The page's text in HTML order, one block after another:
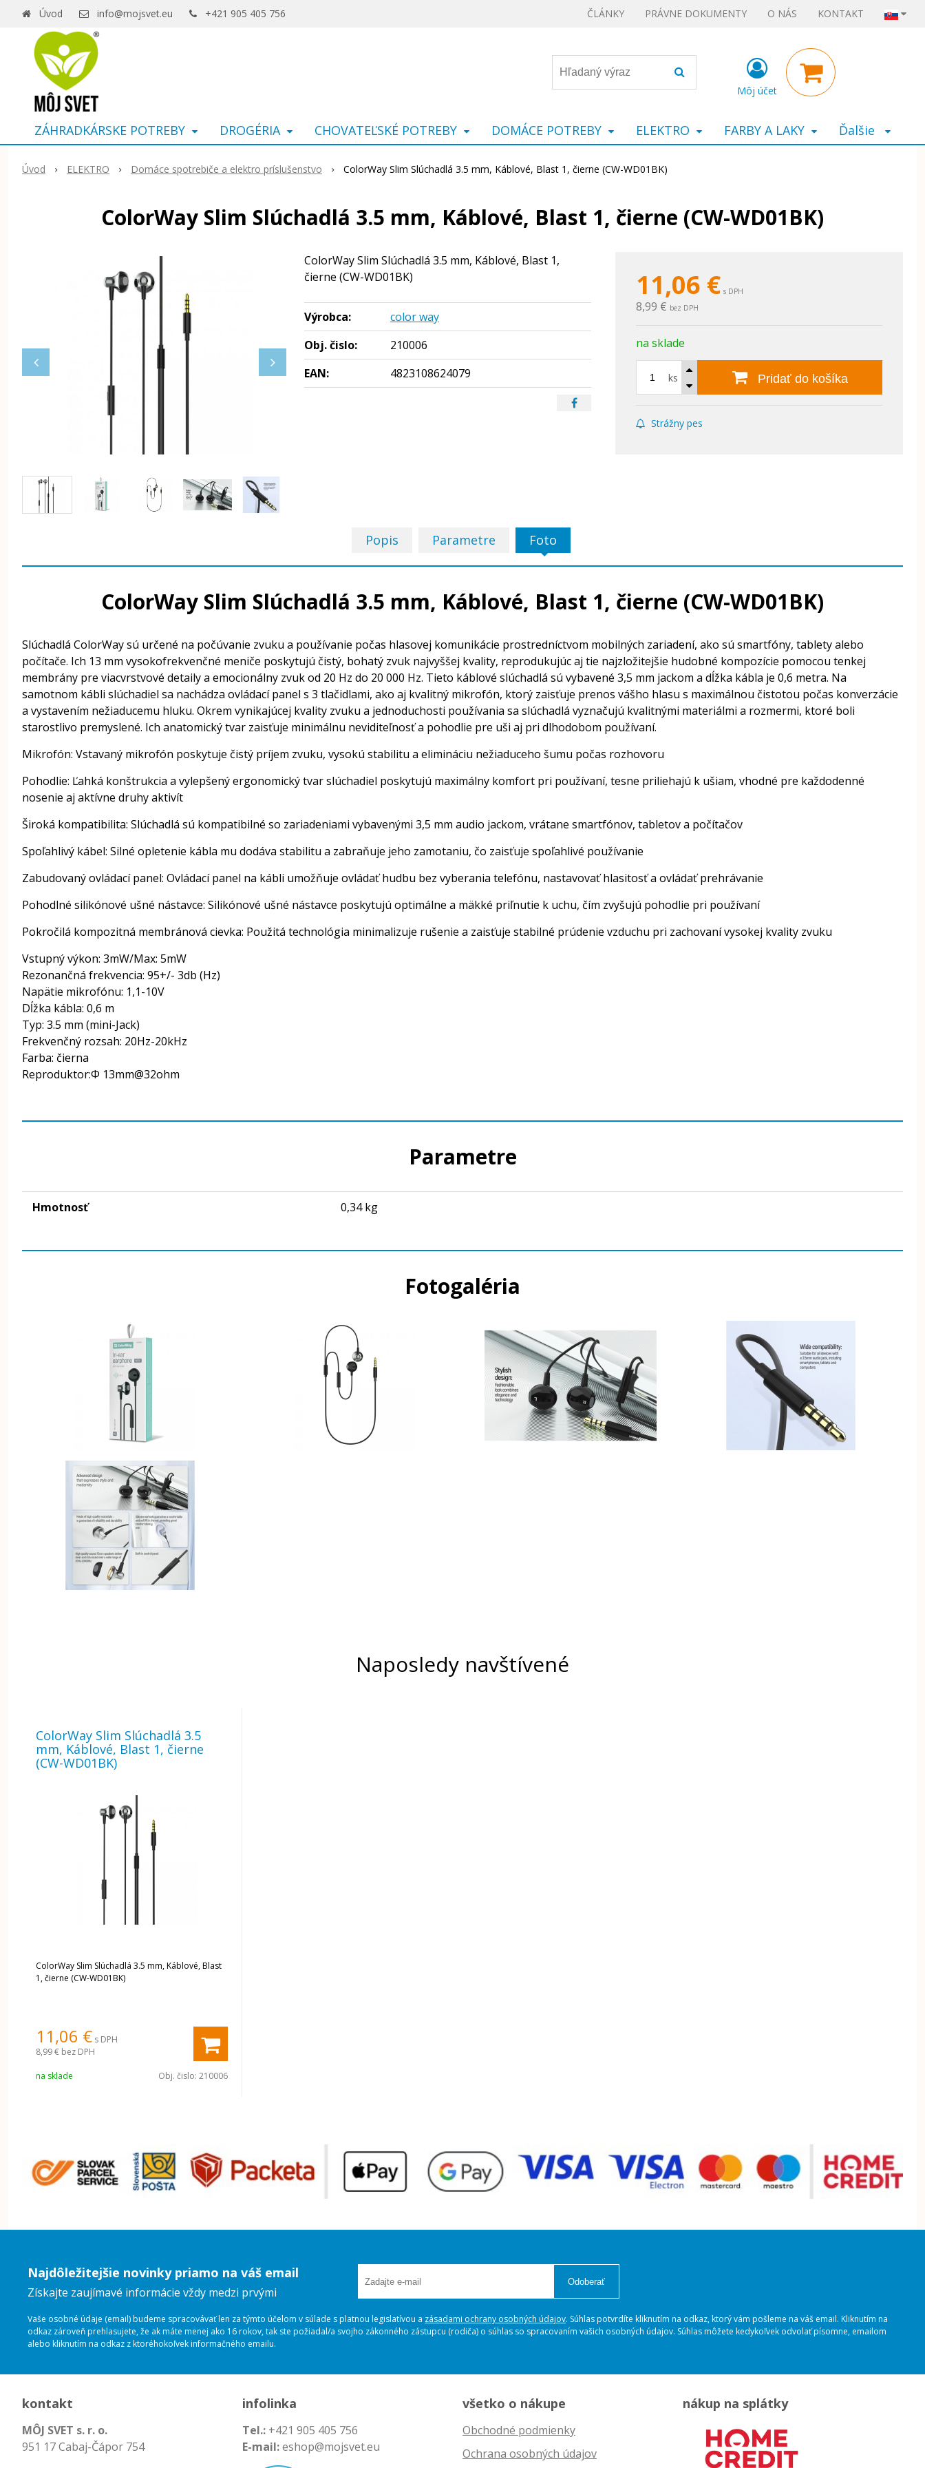
Úvod info@mojsvet.eu +421 905 405 756 ČLÁNKY PRÁVNE DOKUMENTY O NÁS KONTAKT
Môj účet
ZÁHRADKÁRSKE POTREBY DROGÉRIA CHOVATEĽSKÉ POTREBY DOMÁCE POTREBY ELEKTRO FARBY A LAKY Ďalšie
Úvod ELEKTRO Domáce spotrebiče a elektro príslušenstvo ColorWay Slim Slúchadlá 3.5 mm, Káblové, Blast 1, čierne (CW-WD01BK)
ColorWay Slim Slúchadlá 3.5 mm, Káblové, Blast 1, čierne (CW-WD01BK)
11,06 € s DPH
8,99 € bez DPH
na sklade
ks Pridať do košíka
Strážny pes
ColorWay Slim Slúchadlá 3.5 mm, Káblové, Blast 1,
čierne (CW-WD01BK)
Výrobca:
color way
Obj. čislo:
210006
EAN:
4823108624079
Popis Parametre Foto
ColorWay Slim Slúchadlá 3.5 mm, Káblové, Blast 1, čierne (CW-WD01BK)
Slúchadlá ColorWay sú určené na počúvanie zvuku a používanie počas hlasovej komunikácie prostredníctvom mobilných zariadení, ako sú smartfóny, tablety alebo
počítače. Ich 13 mm vysokofrekvenčné meniče poskytujú čistý, bohatý zvuk najvyššej kvality, reprodukujúc aj tie najzložitejšie hudobné kompozície pomocou tenkej
membrány pre viacvrstvové detaily a emocionálny zvuk od 20 Hz do 20 000 Hz. Tieto káblové slúchadlá sú vybavené 3,5 mm jackom a dĺžka kábla je 0,6 metra. Na
samotnom kábli slúchadiel sa nachádza ovládací panel s 3 tlačidlami, ako aj kvalitný mikrofón, ktorý zaisťuje prenos vášho hlasu s maximálnou čistotou počas konverzácie
a vystavením nežiaducemu hluku. Okrem vynikajúcej kvality zvuku a jednoduchosti používania sa slúchadlá vyznačujú kvalitnými materiálmi a rozmermi, ktoré boli
starostlivo premyslené. Ich anatomický tvar zaisťuje minimálnu neviditeľnosť a pohodlie pre uši aj pri dlhodobom používaní.
Mikrofón: Vstavaný mikrofón poskytuje čistý príjem zvuku, vysokú stabilitu a elimináciu nežiaduceho šumu počas rozhovoru
Pohodlie: Ľahká konštrukcia a vylepšený ergonomický tvar slúchadiel poskytujú maximálny komfort pri používaní, tesne priliehajú k ušiam, vhodné pre každodenné
nosenie aj aktívne druhy aktivít
Široká kompatibilita: Slúchadlá sú kompatibilné so zariadeniami vybavenými 3,5 mm audio jackom, vrátane smartfónov, tabletov a počítačov
Spoľahlivý kábel: Silné opletenie kábla mu dodáva stabilitu a zabraňuje jeho zamotaniu, čo zaisťuje spoľahlivé používanie
Zabudovaný ovládací panel: Ovládací panel na kábli umožňuje ovládať hudbu bez vyberania telefónu, nastavovať hlasitosť a ovládať prehrávanie
Pohodlné silikónové ušné nástavce: Silikónové ušné nástavce poskytujú optimálne a mäkké priľnutie k uchu, čím zvyšujú pohodlie pri používaní
Pokročilá kompozitná membránová cievka: Použitá technológia minimalizuje rušenie a zaisťuje stabilné prúdenie vzduchu pri zachovaní vysokej kvality zvuku
Vstupný výkon: 3mW/Max: 5mW
Rezonančná frekvencia: 95+/- 3db (Hz)
Napätie mikrofónu: 1,1-10V
Dĺžka kábla: 0,6 m
Typ: 3.5 mm (mini-Jack)
Frekvenčný rozsah: 20Hz-20kHz
Farba: čierna
Reproduktor:Φ 13mm@32ohm
Parametre
Hmotnosť 0,34 kg
Fotogaléria
Naposledy navštívené
ColorWay Slim Slúchadlá 3.5
mm, Káblové, Blast 1, čierne
(CW-WD01BK)
ColorWay Slim Slúchadlá 3.5 mm, Káblové, Blast
1, čierne (CW-WD01BK)
11,06 € s DPH
8,99 € bez DPH
na sklade Obj. čislo: 210006
Najdôležitejšie novinky priamo na váš email
Získajte zaujímavé informácie vždy medzi prvými
Odoberať
Vaše osobné údaje (email) budeme spracovávať len za týmto účelom v súlade s platnou legislatívou a zásadami ochrany osobných údajov. Súhlas potvrdíte kliknutím na odkaz, ktorý vám pošleme na váš email. Kliknutím na
odkaz zároveň prehlasujete, že ak máte menej ako 16 rokov, tak ste požiadal/a svojho zákonného zástupcu (rodiča) o súhlas so spracovaním vašich osobných údajov. Súhlas môžete kedykoľvek odvolať písomne, emailom
alebo kliknutím na odkaz z ktoréhokoľvek informačného emailu.
kontakt
MÔJ SVET s. r. o.
951 17 Cabaj-Čápor 754
infolinka
Tel.: +421 905 405 756
E-mail:eshop@mojsvet.eu
všetko o nákupe
Obchodné podmienky
Ochrana osobných údajov
nákup na splátky